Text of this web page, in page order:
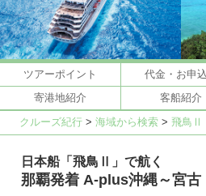
ツアーポイント 代金・お申
寄港地紹介
客船紹介
クルーズ紀行> 海域から検索> 飛鳥Ⅱ
日本船「飛鳥Ⅱ」で航く
那覇発着 A-plus沖縄～宮古